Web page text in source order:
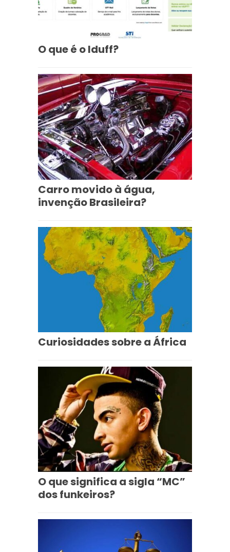
O que é o Iduff?
Carro movido à água,
invenção Brasileira?
Curiosidades sobre a África
O que significa a sigla “MC”
dos funkeiros?